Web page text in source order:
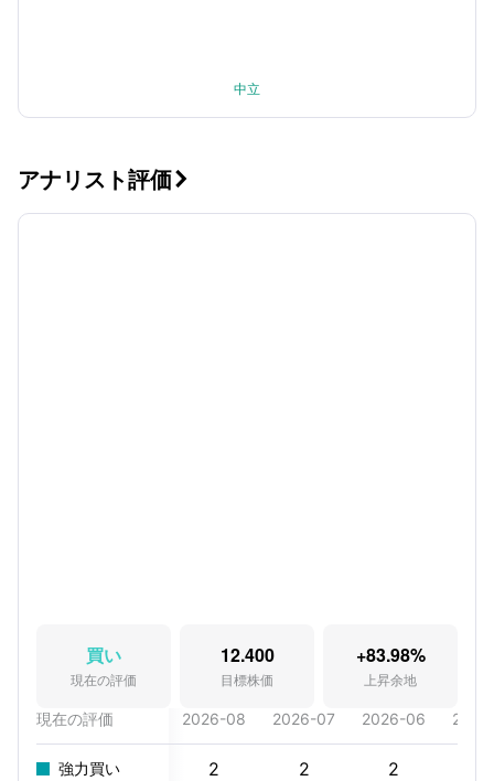
中立
アナリスト評価
買い
現在の評価
12.400
目標株価
+83.98%
上昇余地
現在の評価 2026-08 2026-07 2026-06
強力買い 2 2 2